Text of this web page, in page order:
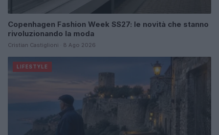
Copenhagen Fashion Week SS27: le novità che stanno
rivoluzionando la moda
Cristian Castiglioni · 8 Ago 2026
LIFESTYLE